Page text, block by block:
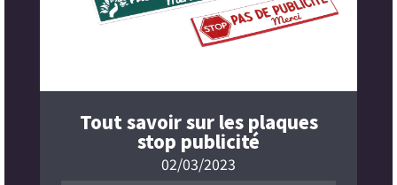
Tout savoir sur les plaques
stop publicité
02/03/2023